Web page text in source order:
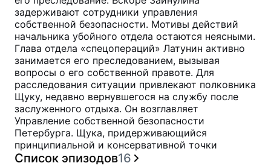
задерживают сотрудники управления
собственной безопасности. Мотивы действий
начальника убойного отдела остаются неясными.
Глава отдела «спецопераций» Латунин активно
занимается его преследованием, вызывая
вопросы о его собственной правоте. Для
расследования ситуации привлекают полковника
Щуку, недавно вернувшегося на службу после
заслуженного отдыха. Он возглавляет
Управление собственной безопасности
Петербурга. Щука, придерживающийся
принципиальной и консервативной точки
Список эпизодов16